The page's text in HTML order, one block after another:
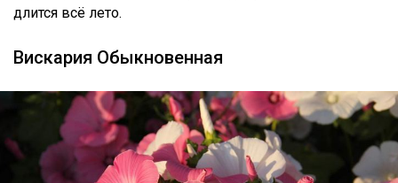
длится всё лето.
Вискария Обыкновенная